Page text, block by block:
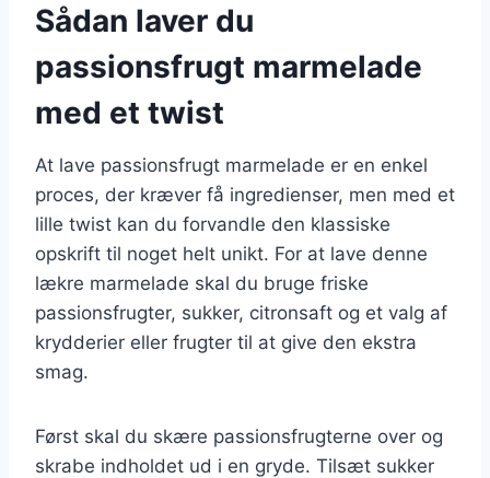
Sådan laver du
passionsfrugt marmelade
med et twist
At lave passionsfrugt marmelade er en enkel
proces, der kræver få ingredienser, men med et
lille twist kan du forvandle den klassiske
opskrift til noget helt unikt. For at lave denne
lækre marmelade skal du bruge friske
passionsfrugter, sukker, citronsaft og et valg af
krydderier eller frugter til at give den ekstra
smag.
Først skal du skære passionsfrugterne over og
skrabe indholdet ud i en gryde. Tilsæt sukker